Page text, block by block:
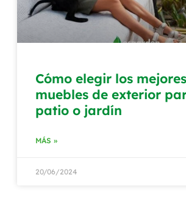
Cómo elegir los mejores
muebles de exterior
patio o jardín
MÁS »
20/06/2024